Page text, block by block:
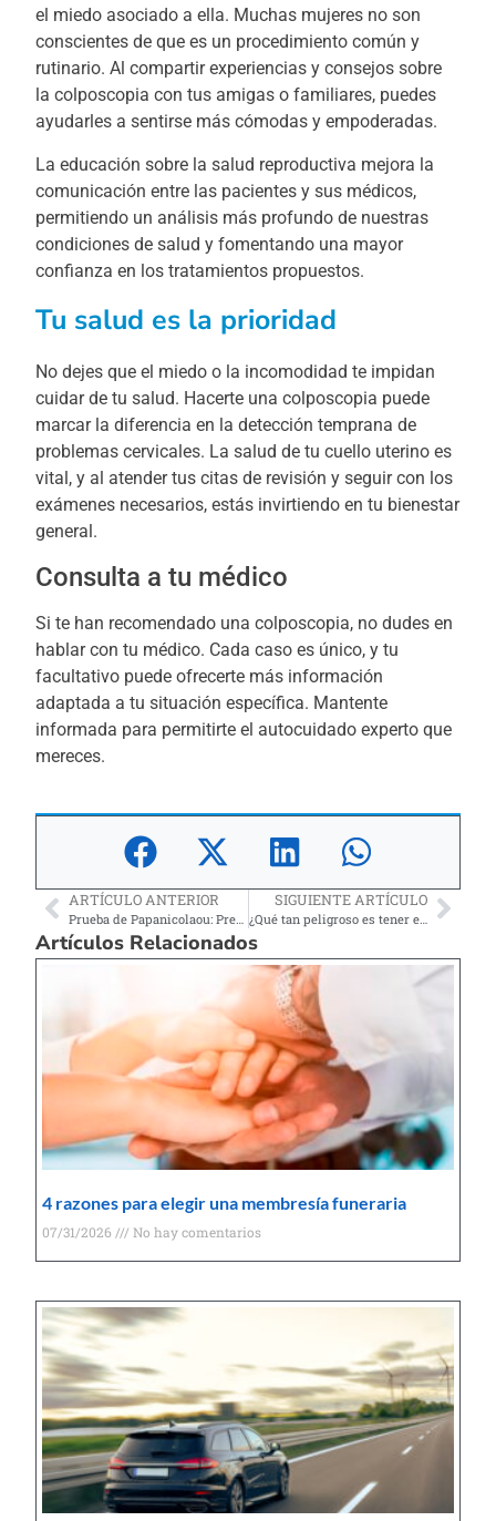
el miedo asociado a ella. Muchas mujeres no son
conscientes de que es un procedimiento común y
rutinario. Al compartir experiencias y consejos sobre
la colposcopia con tus amigas o familiares, puedes
ayudarles a sentirse más cómodas y empoderadas.
La educación sobre la salud reproductiva mejora la
comunicación entre las pacientes y sus médicos,
permitiendo un análisis más profundo de nuestras
condiciones de salud y fomentando una mayor
confianza en los tratamientos propuestos.
Tu salud es la prioridad
No dejes que el miedo o la incomodidad te impidan
cuidar de tu salud. Hacerte una colposcopia puede
marcar la diferencia en la detección temprana de
problemas cervicales. La salud de tu cuello uterino es
vital, y al atender tus citas de revisión y seguir con los
exámenes necesarios, estás invirtiendo en tu bienestar
general.
Consulta a tu médico
Si te han recomendado una colposcopia, no dudes en
hablar con tu médico. Cada caso es único, y tu
facultativo puede ofrecerte más información
adaptada a tu situación específica. Mantente
informada para permitirte el autocuidado experto que
mereces.
ARTÍCULO ANTERIOR SIGUIENTE ARTÍCULO
¿Qué tan peligroso es tener el hígado graso?
Artículos Relacionados
4 razones para elegir una membresía funeraria
07/31/2026 No hay comentarios